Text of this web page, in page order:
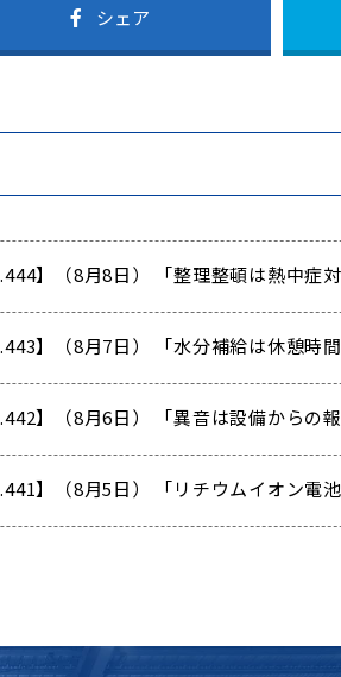
シェア
】（8月8日） 「整理整頓は熱中症
】（8月7日） 「水分補給は休憩時
】（8月6日） 「異音は設備からの報
】（8月5日） 「リチウムイオン電